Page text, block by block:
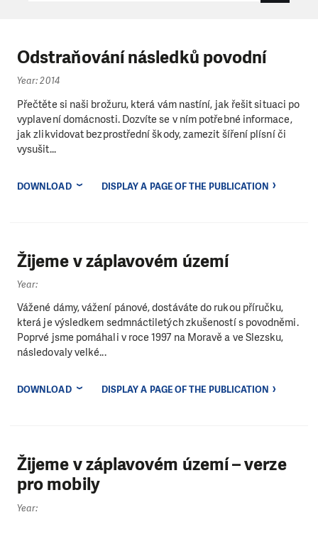
Odstraňování následků povodní
Year: 2014
Přečtěte si naši brožuru, která vám nastíní, jak řešit situaci po
vyplavení domácnosti. Dozvíte se v ním potřebné informace,
jak zlikvidovat bezprostřední škody, zamezit šíření plísní či
vysušit...
DOWNLOAD DISPLAY A PAGE OF THE PUBLICATION
Žijeme v záplavovém území
Year:
Vážené dámy, vážení pánové, dostáváte do rukou příručku,
která je výsledkem sedmnáctiletých zkušeností s povodněmi.
Poprvé jsme pomáhali v roce 1997 na Moravě a ve Slezsku,
následovaly velké...
DOWNLOAD DISPLAY A PAGE OF THE PUBLICATION
Žijeme v záplavovém území – verze
pro mobily
Year: